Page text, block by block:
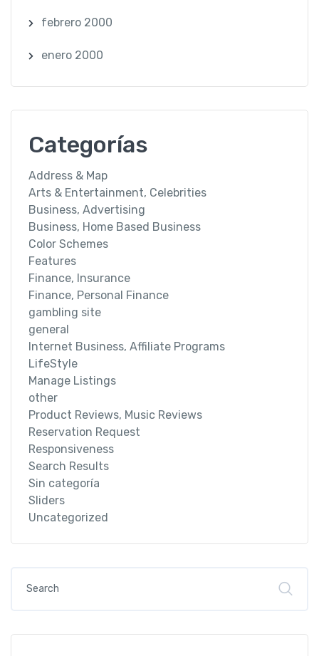
febrero 2000
enero 2000
Categorías
Address & Map
Arts & Entertainment, Celebrities
Business, Advertising
Business, Home Based Business
Color Schemes
Features
Finance, Insurance
Finance, Personal Finance
gambling site
general
Internet Business, Affiliate Programs
LifeStyle
Manage Listings
other
Product Reviews, Music Reviews
Reservation Request
Responsiveness
Search Results
Sin categoría
Sliders
Uncategorized